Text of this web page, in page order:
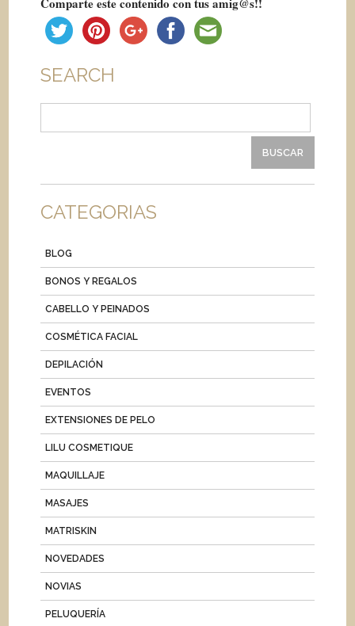
SEARCH
CATEGORIAS
BLOG
BONOS Y REGALOS
CABELLO Y PEINADOS
COSMÉTICA FACIAL
DEPILACIÓN
EVENTOS
EXTENSIONES DE PELO
LILU COSMETIQUE
MAQUILLAJE
MASAJES
MATRISKIN
NOVEDADES
NOVIAS
PELUQUERÍA